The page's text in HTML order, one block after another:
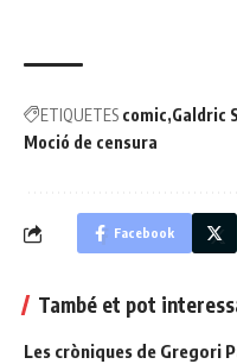
ETIQUETES comic Galdric
Moció de censura
Facebook
També et pot
Les cròniques de Gregori